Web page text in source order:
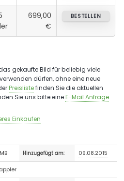
699,00
€
BESTELLEN
gekaufte Bild für beliebig viele
dürfen, ohne eine neue
Preislistefinden Sie die aktuellen
Sie uns bitte eineE-Mail Anfrage.
Einkaufen
Hinzugefügt am: 09.08.2015